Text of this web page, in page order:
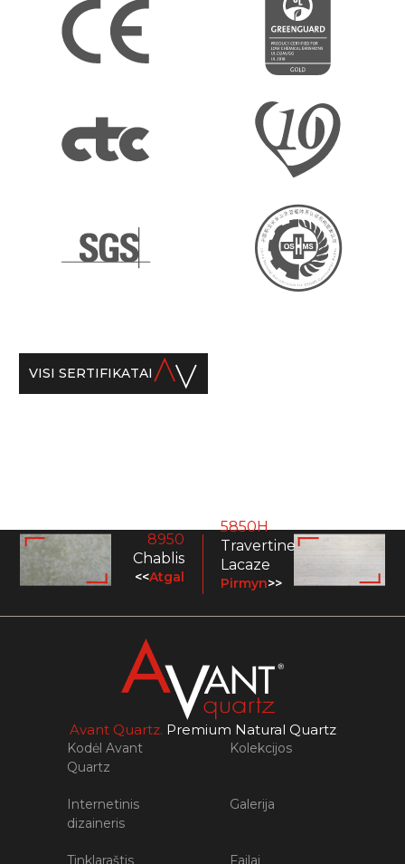
VISI SERTIFIKATAI
8950
Chablis
<<Atgal
5850Н
Travertine
Lacaze
Pirmyn>>
Avant Quartz. Premium Natural Quartz
Kodėl Avant
Quartz
Kolekcijos
Internetinis
dizaineris
Galerija
Tinklaraštis Failai